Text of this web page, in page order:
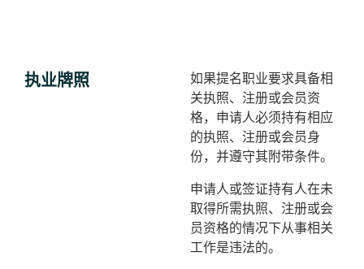
执业牌照
如果提名职业要求具备相
关执照、注册或会员资
格，申请人必须持有相应
的执照、注册或会员身
份，并遵守其附带条件。
申请人或签证持有人在未
取得所需执照、注册或会
员资格的情况下从事相关
工作是违法的。